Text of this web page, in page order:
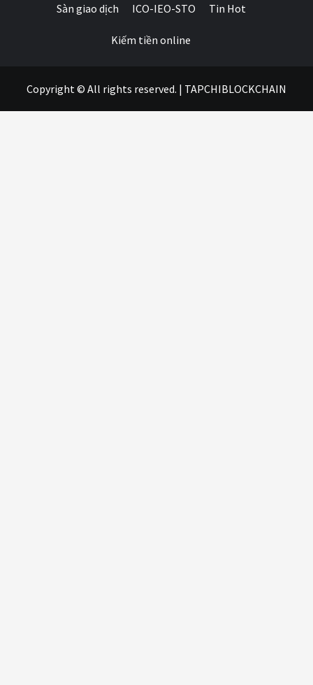
Sàn giao dịch ICO-IEO-STO Tin Hot
Kiếm tiền online
Copyright © All rights reserved. | TAPCHIBLOCKCHAIN